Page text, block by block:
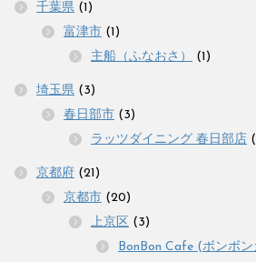
千葉県 (1)
富津市 (1)
主船（ふなおさ）
(1)
埼玉県 (3)
春日部市 (3)
ラッツダイニング 春日部店
京都府 (21)
京都市 (20)
上京区 (3)
BonBon Cafe (ボンボン